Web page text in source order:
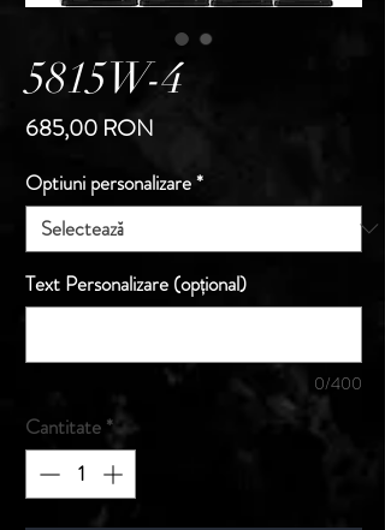
5815W-4
685,00 RON
Optiuni personalizare*
Text Personalizare (opțional)
0/400
Cantitate *